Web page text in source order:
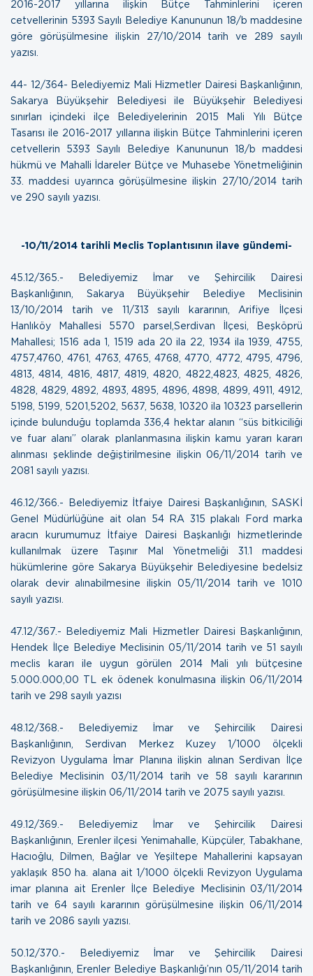
2016-2017 yıllarına ilişkin Bütçe Tahminlerini içeren
cetvellerinin 5393 Sayılı Belediye Kanununun 18/b maddesine
göre görüşülmesine ilişkin 27/10/2014 tarih ve 289 sayılı
yazısı.
44- 12/364- Belediyemiz Mali Hizmetler Dairesi Başkanlığının,
Sakarya Büyükşehir Belediyesi ile Büyükşehir Belediyesi
sınırları içindeki ilçe Belediyelerinin 2015 Mali Yılı Bütçe
Tasarısı ile 2016-2017 yıllarına ilişkin Bütçe Tahminlerini içeren
cetvellerin 5393 Sayılı Belediye Kanununun 18/b maddesi
hükmü ve Mahalli İdareler Bütçe ve Muhasebe Yönetmeliğinin
33. maddesi uyarınca görüşülmesine ilişkin 27/10/2014 tarih
ve 290 sayılı yazısı.
-10/11/2014 tarihli Meclis Toplantısının ilave gündemi-
45.12/365.- Belediyemiz İmar ve Şehircilik Dairesi
Başkanlığının, Sakarya Büyükşehir Belediye Meclisinin
13/10/2014 tarih ve 11/313 sayılı kararının, Arifiye İlçesi
Hanlıköy Mahallesi 5570 parsel,Serdivan İlçesi, Beşköprü
Mahallesi; 1516 ada 1, 1519 ada 20 ila 22, 1934 ila 1939, 4755,
4757,4760, 4761, 4763, 4765, 4768, 4770, 4772, 4795, 4796,
4813, 4814, 4816, 4817, 4819, 4820, 4822,4823, 4825, 4826,
4828, 4829, 4892, 4893, 4895, 4896, 4898, 4899, 4911, 4912,
5198, 5199, 5201,5202, 5637, 5638, 10320 ila 10323 parsellerin
içinde bulunduğu toplamda 336,4 hektar alanın “süs bitkiciliği
ve fuar alanı” olarak planlanmasına ilişkin kamu yararı kararı
alınması şeklinde değiştirilmesine ilişkin 06/11/2014 tarih ve
2081 sayılı yazısı.
46.12/366.- Belediyemiz İtfaiye Dairesi Başkanlığının, SASKİ
Genel Müdürlüğüne ait olan 54 RA 315 plakalı Ford marka
aracın kurumumuz İtfaiye Dairesi Başkanlığı hizmetlerinde
kullanılmak üzere Taşınır Mal Yönetmeliği 31.1 maddesi
hükümlerine göre Sakarya Büyükşehir Belediyesine bedelsiz
olarak devir alınabilmesine ilişkin 05/11/2014 tarih ve 1010
sayılı yazısı.
47.12/367.- Belediyemiz Mali Hizmetler Dairesi Başkanlığının,
Hendek İlçe Belediye Meclisinin 05/11/2014 tarih ve 51 sayılı
meclis kararı ile uygun görülen 2014 Mali yılı bütçesine
5.000.000,00 TL ek ödenek konulmasına ilişkin 06/11/2014
tarih ve 298 sayılı yazısı
48.12/368.- Belediyemiz İmar ve Şehircilik Dairesi
Başkanlığının, Serdivan Merkez Kuzey 1/1000 ölçekli
Revizyon Uygulama İmar Planına ilişkin alınan Serdivan İlçe
Belediye Meclisinin 03/11/2014 tarih ve 58 sayılı kararının
görüşülmesine ilişkin 06/11/2014 tarih ve 2075 sayılı yazısı.
49.12/369.- Belediyemiz İmar ve Şehircilik Dairesi
Başkanlığının, Erenler ilçesi Yenimahalle, Küpçüler, Tabakhane,
Hacıoğlu, Dilmen, Bağlar ve Yeşiltepe Mahallerini kapsayan
yaklaşık 850 ha. alana ait 1/1000 ölçekli Revizyon Uygulama
imar planına ait Erenler İlçe Belediye Meclisinin 03/11/2014
tarih ve 64 sayılı kararının görüşülmesine ilişkin 06/11/2014
tarih ve 2086 sayılı yazısı.
50.12/370.- Belediyemiz İmar ve Şehircilik Dairesi
Başkanlığının, Erenler Belediye Başkanlığı’nın 05/11/2014 tarih